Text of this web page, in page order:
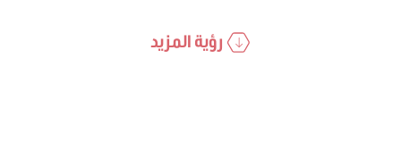
رؤية المزيد